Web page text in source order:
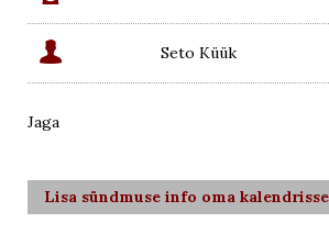
 Seto Küük
Jaga
Lisa sündmuse info oma kalendrisse